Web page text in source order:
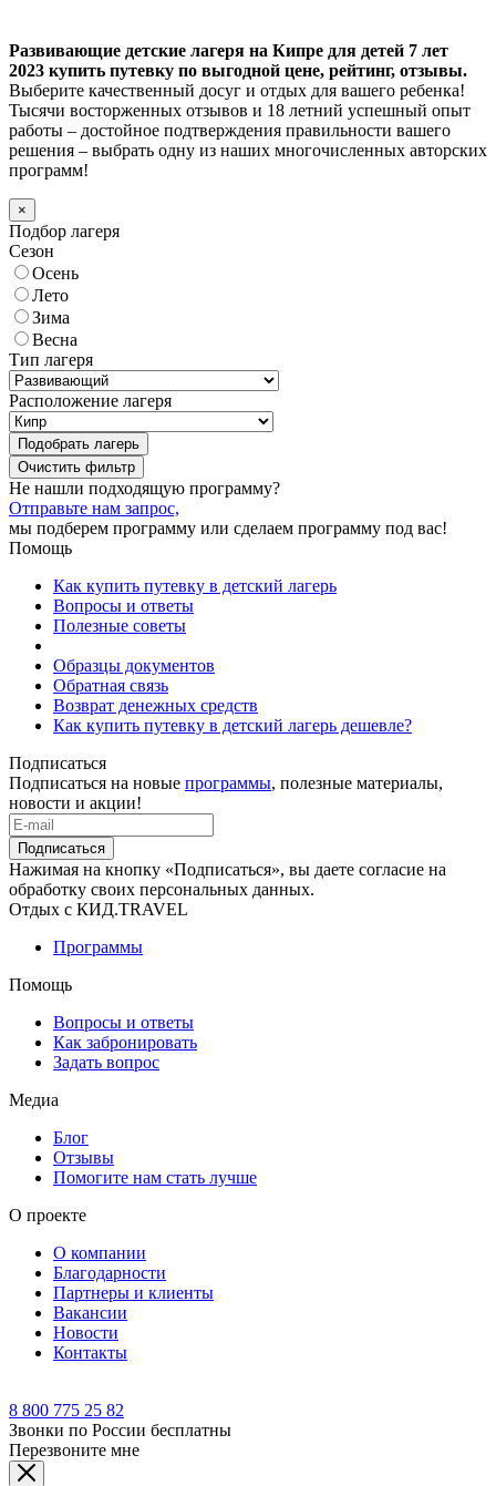
Развивающие детские лагеря на Кипре для детей 7 лет
2023 купить путевку по выгодной цене, рейтинг, отзывы.
Выберите качественный досуг и отдых для вашего ребенка!
Тысячи восторженных отзывов и 18 летний успешный опыт
работы – достойное подтверждения правильности вашего
решения – выбрать одну из наших многочисленных авторских
программ!
×
Подбор лагеря
Сезон
Осень
Лето
Зима
Весна
Тип лагеря
Расположение лагеря
Подобрать лагерь
Не нашли подходящую программу?
Отправьте нам запрос,
мы подберем программу или сделаем программу под вас!
Помощь
Как купить путевку в детский лагерь
Вопросы и ответы
Полезные советы
Образцы документов
Обратная связь
Возврат денежных средств
Как купить путевку в детский лагерь дешевле?
Подписаться
Подписаться на новые программы, полезные материалы,
новости и акции!
Подписаться
Нажимая на кнопку «Подписаться», вы даете согласие на
обработку своих персональных данных.
Отдых с КИД.TRAVEL
Программы
Помощь
Вопросы и ответы
Как забронировать
Задать вопрос
Медиа
Блог
Отзывы
Помогите нам стать лучше
О проекте
О компании
Благодарности
Партнеры и клиенты
Вакансии
Новости
Контакты
8 800 775 25 82
Звонки по России бесплатны
Перезвоните мне